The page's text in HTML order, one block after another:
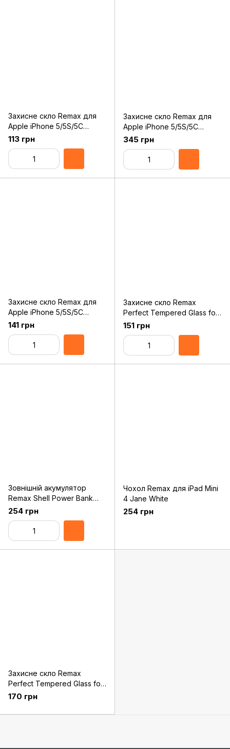
Захисне скло Remax для
Apple iPhone 5/5S/5C
Diamond, 0.2mm, 9H
113 грн
Захисне скло Remax для
Apple iPhone 5/5S/5C
Colorful Purple, 0.2mm, 9H
345 грн
Захисне скло Remax для
Apple iPhone 5/5S/5C
Colorful Blue, 0.2mm, 9H
141 грн
Захисне скло Remax
Perfect Tempered Glass for
iPhone 8 Plus/7 Plus Black
151 грн
Зовнішній акумулятор
Remax Shell Power Bank
2500 mAh White RPL-18
254 грн
Чохол Remax для iPad Mini
4 Jane White
254 грн
Захисне скло Remax
Perfect Tempered Glass for
iPhone 8 Plus/7 Plus White
170 грн